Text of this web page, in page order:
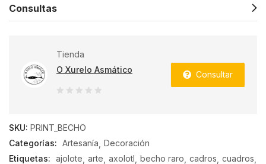
Consultas
Tienda
O Xurelo Asmático
5
Consultar
SKU: PRINT_BECHO
Categorías: Artesanía Decoración
Etiquetas: ajolote arte axolotl becho raro cadros cuadros